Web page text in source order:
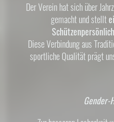
Der Verein hat sich über
gemacht und stellt
Diese Verbindung aus
sportliche Qualität prägt
Gender-